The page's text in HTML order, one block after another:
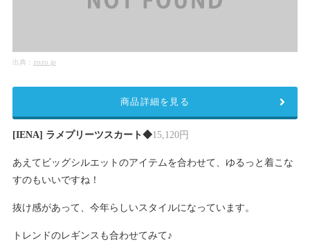
出典： zozo.jp
[IENA] ラメプリーツスカート◆15,120円
あえてビッグシルエットのアイテムを合わせて、ゆるっと着こな
すのもいいですね！
抜け感があって、今年らしいスタイルになっています。
トレンドのレギンスも合わせてみて♪
商品詳細を見る